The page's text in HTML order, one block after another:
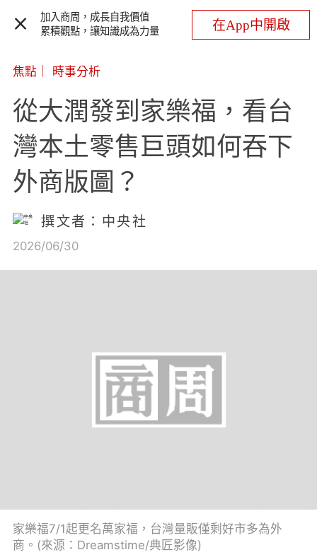
加入商周，成長自我價值
累積觀點，讓知識成為力量
在App中開啟
焦點 時事分析
從大潤發到家樂福，看台
灣本土零售巨頭如何吞下
外商版圖？
撰文者：中央社
2026/06/30
家樂福7/1起更名萬家福，台灣量販僅剩好市多為外
商。(來源：Dreamstime/典匠影像)